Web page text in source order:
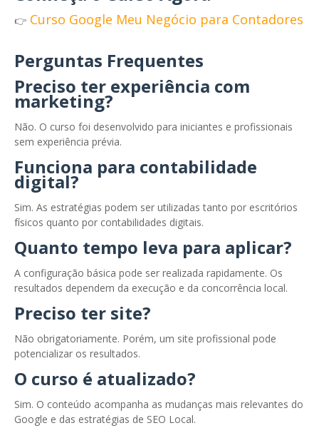
👉 Curso Google Meu Negócio para Contadores
Perguntas Frequentes
Preciso ter experiência com
marketing?
Não. O curso foi desenvolvido para iniciantes e profissionais
sem experiência prévia.
Funciona para contabilidade
digital?
Sim. As estratégias podem ser utilizadas tanto por escritórios
físicos quanto por contabilidades digitais.
Quanto tempo leva para aplicar?
A configuração básica pode ser realizada rapidamente. Os
resultados dependem da execução e da concorrência local.
Preciso ter site?
Não obrigatoriamente. Porém, um site profissional pode
potencializar os resultados.
O curso é atualizado?
Sim. O conteúdo acompanha as mudanças mais relevantes do
Google e das estratégias de SEO Local.